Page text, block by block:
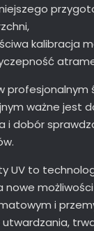
kalibracja
profesjonalnym
ważne jest
i dobór
UV to
nowe
i
utwardzania,